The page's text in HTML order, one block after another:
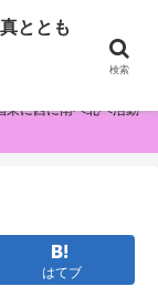
ともに！
東に西に南へ北へ活動
はてブ
ととも
検索